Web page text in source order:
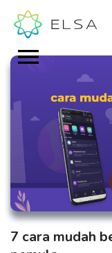
7 cara mudah